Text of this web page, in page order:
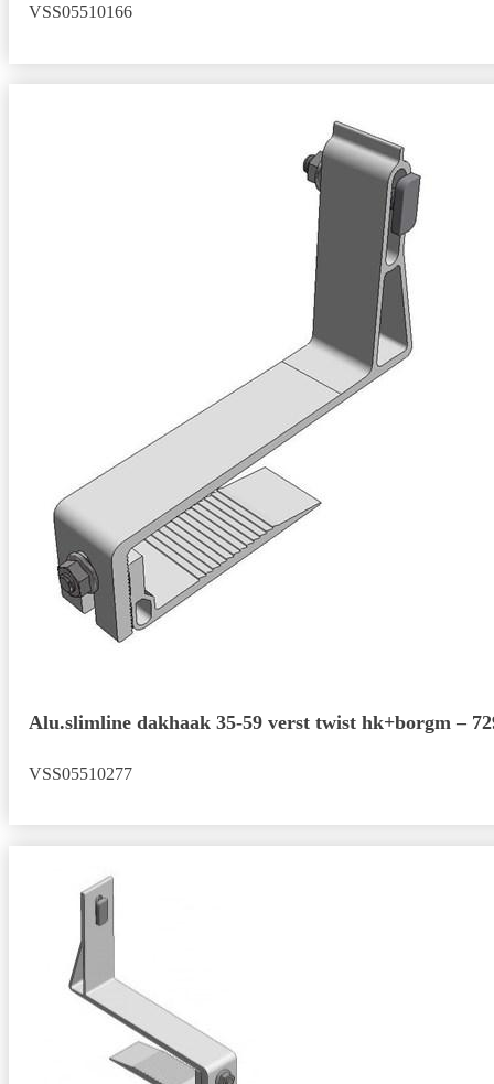
VSS05510166
Alu.slimline dakhaak 35-59 verst twist hk+borgm –
VSS05510277